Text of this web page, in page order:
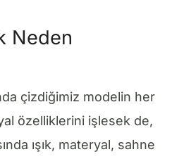
Neden
çizdiğimiz modelin her
özelliklerini işlesek de,
ışık, materyal, sahne